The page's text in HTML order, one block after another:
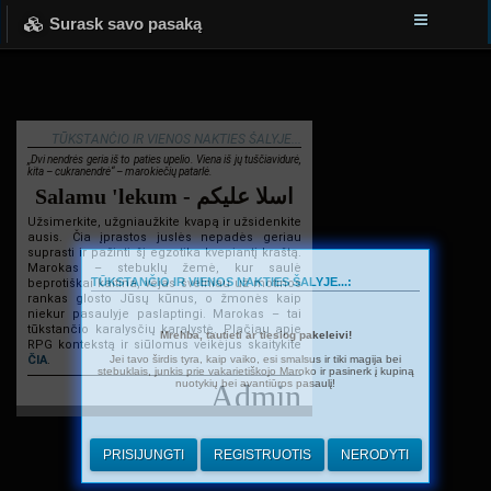
Surask savo pasaką
TŪKSTANČIO IR VIENOS NAKTIES ŠALYJE...
„Dvi nendrės geria iš to paties upelio. Viena iš jų tuščiavidurė,
kita – cukranendrė“ – marokiečių patarlė.
Salamu 'lekum - اسلا عليكم
Užsimerkite, užgniaužkite kvapą ir užsidenkite
ausis. Čia įprastos juslės nepadės geriau
suprasti ir pažinti šį egzotika kvepiantį kraštą.
Marokas – stebuklų žemė, kur saulė
beprotiškai kaitina, vėjas švelniau už motinos
rankas glosto Jūsų kūnus, o žmonės kaip
niekur pasaulyje paslaptingi. Marokas – tai
tūkstančio karalysčių karalystė. Plačiau apie
RPG kontekstą ir siūlomus veikėjus skaitykite
ČIA.
Admin
TŪKSTANČIO IR VIENOS NAKTIES ŠALYJE...:
Mrehba, tautieti ar tiesiog pakeleivi!
Jei tavo širdis tyra, kaip vaiko, esi smalsus ir tiki magija bei
stebuklais, junkis prie vakarietiškojo Maroko ir pasinerk į kupiną
nuotykių bei avantiūros pasaulį!
PRISIJUNGTI REGISTRUOTIS NERODYTI